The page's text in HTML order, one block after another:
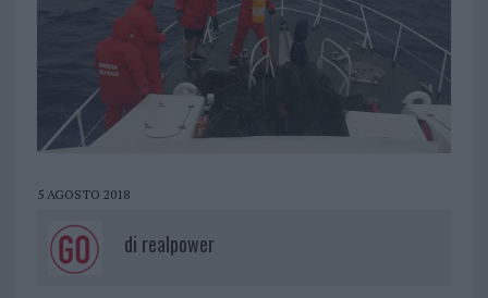
5 AGOSTO 2018
di realpower